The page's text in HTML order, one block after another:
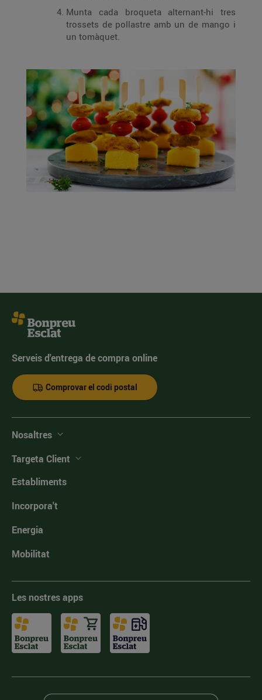
Munta cada broqueta alternant-hi tres
trossets de pollastre amb un de mango i
un tomàquet.
Serveis d'entrega de compra online
Comprovar el codi postal
Nosaltres
Targeta Client
Establiments
Incorpora't
Energia
Mobilitat
Les nostres apps